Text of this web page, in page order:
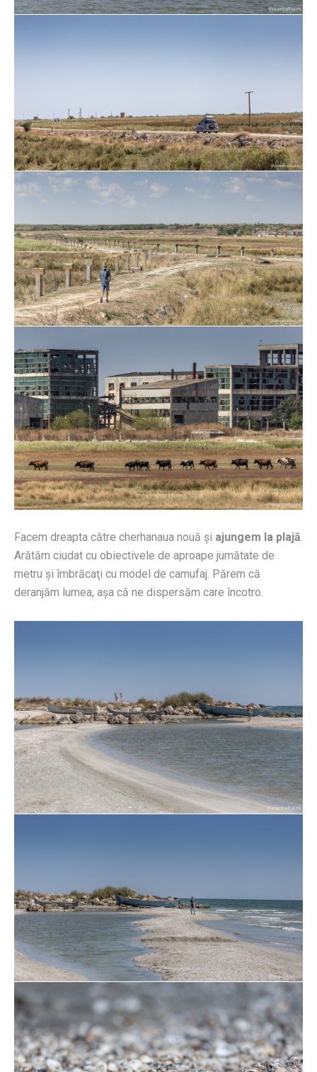
Facem dreapta către cherhanaua nouă şi ajungem la plajă.
Arătăm ciudat cu obiectivele de aproape jumătate de
metru şi îmbrăcaţi cu model de camufaj. Părem că
deranjăm lumea, aşa că ne dispersăm care încotro.